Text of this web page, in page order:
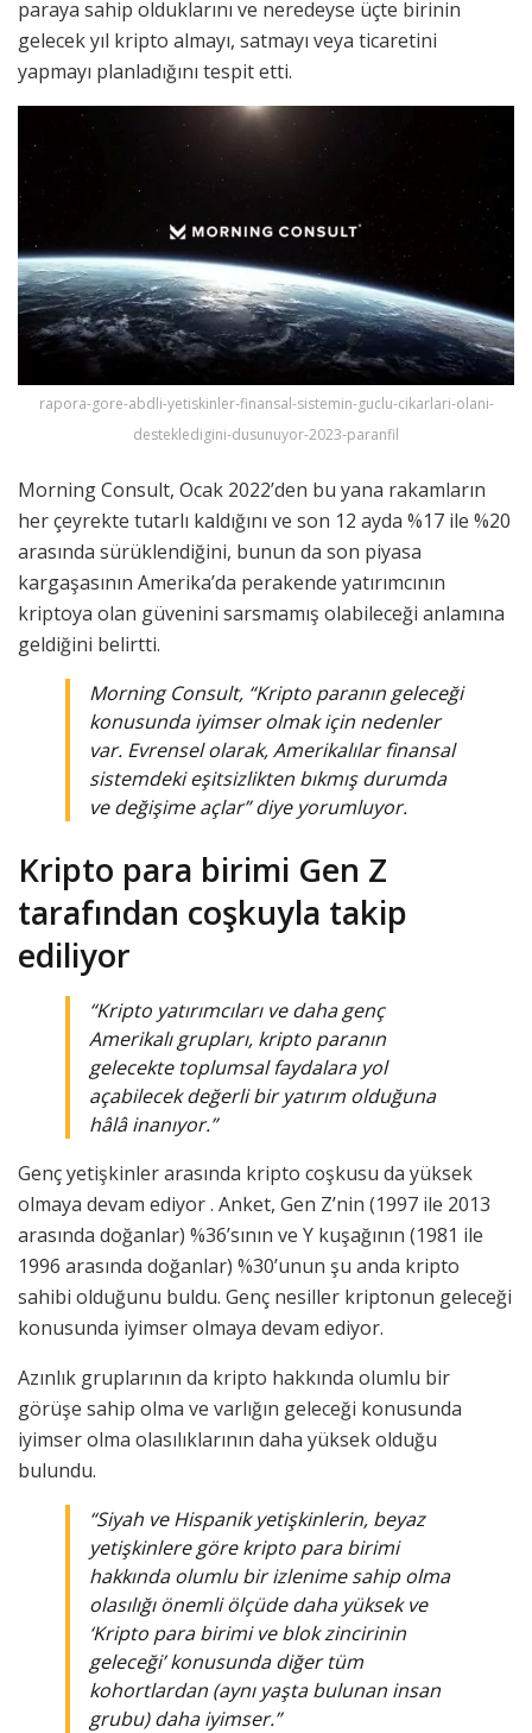
paraya sahip olduklarını ve neredeyse üçte birinin
gelecek yıl kripto almayı, satmayı veya ticaretini
yapmayı planladığını tespit etti.
rapora-gore-abdli-yetiskinler-finansal-sistemin-guclu-cikarlari-olani-
destekledigini-dusunuyor-2023-paranfil
Morning Consult, Ocak 2022’den bu yana rakamların
her çeyrekte tutarlı kaldığını ve son 12 ayda %17 ile %20
arasında sürüklendiğini, bunun da son piyasa
kargaşasının Amerika’da perakende yatırımcının
kriptoya olan güvenini sarsmamış olabileceği anlamına
geldiğini belirtti.
Morning Consult, “Kripto paranın geleceği
konusunda iyimser olmak için nedenler
var. Evrensel olarak, Amerikalılar finansal
sistemdeki eşitsizlikten bıkmış durumda
ve değişime açlar” diye yorumluyor.
Kripto para birimi Gen Z
tarafından coşkuyla takip
ediliyor
“Kripto yatırımcıları ve daha genç
Amerikalı grupları, kripto paranın
gelecekte toplumsal faydalara yol
açabilecek değerli bir yatırım olduğuna
hâlâ inanıyor.”
Genç yetişkinler arasında kripto coşkusu da yüksek
olmaya devam ediyor . Anket, Gen Z’nin (1997 ile 2013
arasında doğanlar) %36’sının ve Y kuşağının (1981 ile
1996 arasında doğanlar) %30’unun şu anda kripto
sahibi olduğunu buldu. Genç nesiller kriptonun geleceği
konusunda iyimser olmaya devam ediyor.
Azınlık gruplarının da kripto hakkında olumlu bir
görüşe sahip olma ve varlığın geleceği konusunda
iyimser olma olasılıklarının daha yüksek olduğu
bulundu.
“Siyah ve Hispanik yetişkinlerin, beyaz
yetişkinlere göre kripto para birimi
hakkında olumlu bir izlenime sahip olma
olasılığı önemli ölçüde daha yüksek ve
‘Kripto para birimi ve blok zincirinin
geleceği’ konusunda diğer tüm
kohortlardan (aynı yaşta bulunan insan
grubu) daha iyimser.”